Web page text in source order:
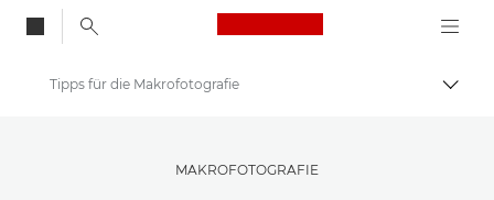
Canon Logo, back
Auf
Lasse dich inspirieren | Tipps zur Fotografie und zum Drucken sowie Kaufratgeber
Tipps für die Makrofotografie
MAKROFOTOGRAFIE